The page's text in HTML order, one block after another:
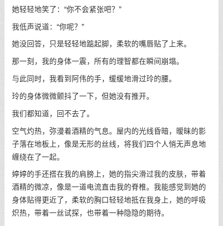
她轻轻地笑了：“你不会紧张吧？”
我低声说道：“你呢？”
她没回答，只是轻轻地踮起脚，柔软的嘴唇贴了上来。
那一刻，我的身体一震，所有的理智都在瞬间崩塌。
与此同时，我看到阿伟的手，缓缓地滑过玲的腰。
玲的身体微微颤抖了一下，但她没有推开。
我们都知道，回不去了。
空气灼热，弥漫着酒精的气息。屋内的光线昏暗，暧昧的影
子落在地板上，像是无形的丝线，将我们四个人悄无声息地
缠绕在了一起。
婷婷的手还搭在我的肩膀上，她的指尖滑过我的皮肤，带着
酒精的微凉，像是一道电流直击我的脊椎。我能感觉到她的
身体贴得更近了，柔软的胸口轻轻地抵在我身上，她的呼吸
炽热，带着一丝试探，也带着一种隐隐的期待。